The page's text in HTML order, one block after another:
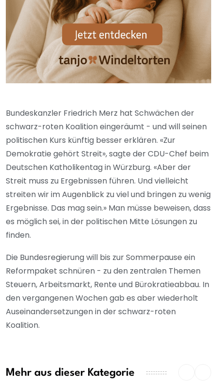
Bundeskanzler Friedrich Merz hat Schwächen der
schwarz-roten Koalition eingeräumt - und will seinen
politischen Kurs künftig besser erklären. «Zur
Demokratie gehört Streit», sagte der CDU-Chef beim
Deutschen Katholikentag in Würzburg. «Aber der
Streit muss zu Ergebnissen führen. Und vielleicht
streiten wir im Augenblick zu viel und bringen zu wenig
Ergebnisse. Das mag sein.» Man müsse beweisen, dass
es möglich sei, in der politischen Mitte Lösungen zu
finden.
Die Bundesregierung will bis zur Sommerpause ein
Reformpaket schnüren - zu den zentralen Themen
Steuern, Arbeitsmarkt, Rente und Bürokratieabbau. In
den vergangenen Wochen gab es aber wiederholt
Auseinandersetzungen in der schwarz-roten
Koalition.
Mehr aus dieser Kategorie